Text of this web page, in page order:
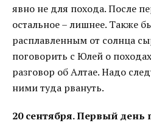
явно не для похода. После
остальное – лишнее. Также
расплавленным от солнца
поговорить с Юлей о
разговор об Алтае. Надо
ними туда рвануть.
20 сентября. Первый день